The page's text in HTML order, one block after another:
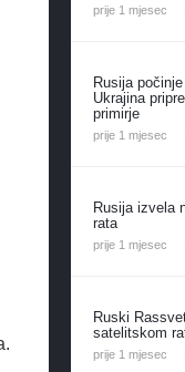
prije 1 mjesec
Rusija
Ukrajina
primirje
prije 1 mjesec
Rusija izvela
rata
prije 1 mjesec
Ruski
satelitskom
prije 1 mjesec